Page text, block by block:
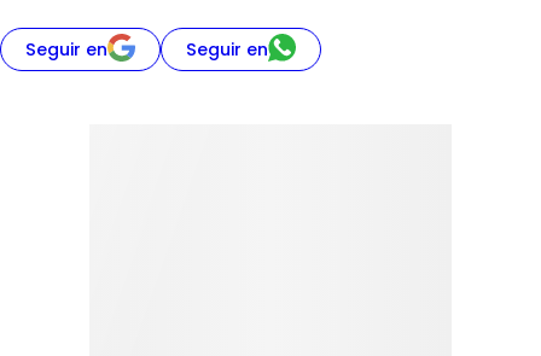
Seguir en Seguir en